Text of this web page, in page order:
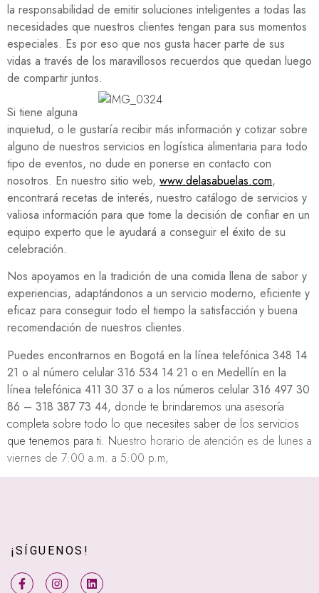
la responsabilidad de emitir soluciones inteligentes a todas las
necesidades que nuestros clientes tengan para sus momentos
especiales. Es por eso que nos gusta hacer parte de sus
vidas a través de los maravillosos recuerdos que quedan luego
de compartir juntos.
Si tiene alguna
inquietud, o le gustaría recibir más información y cotizar sobre
alguno de nuestros servicios en logística alimentaria para todo
tipo de eventos, no dude en ponerse en contacto con
nosotros. En nuestro sitio web, www.delasabuelas.com,
encontrará recetas de interés, nuestro catálogo de servicios y
valiosa información para que tome la decisión de confiar en un
equipo experto que le ayudará a conseguir el éxito de su
celebración.
Nos apoyamos en la tradición de una comida llena de sabor y
experiencias, adaptándonos a un servicio moderno, eficiente y
eficaz para conseguir todo el tiempo la satisfacción y buena
recomendación de nuestros clientes.
Puedes encontrarnos en Bogotá en la línea telefónica 348 14
21 o al número celular 316 534 14 21 o en Medellín en la
línea telefónica 411 30 37 o a los números celular 316 497 30
86 – 318 387 73 44, donde te brindaremos una asesoría
completa sobre todo lo que necesites saber de los servicios
que tenemos para ti. Nuestro horario de atención es de lunes a
viernes de 7:00 a.m. a 5:00 p.m,
¡SÍGUENOS!